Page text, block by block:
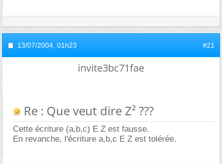
13/07/2004, 01h23 #21
invite3bc71fae
Re : Que veut dire Z² ???
Cette écriture (a,b,c) E Z est fausse.
En revanche, l'écriture a,b,c E Z est tolérée.